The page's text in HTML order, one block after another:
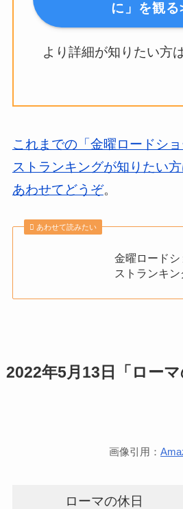
に」を観る
より詳細が知りたい方
これまでの「金曜ロードシ
ストランキングが知りたい
あわせてどうぞ。
あわせて読みたい
金曜ロード
ストランキン
2022年5月13日「ローマ
画像引用：
ローマの休日